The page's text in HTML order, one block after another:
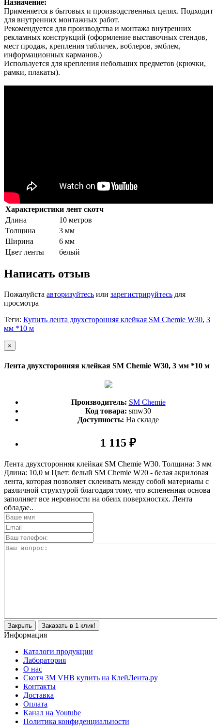
Назначение:
Применяется в бытовых и производственных целях. Подходит
для внутренних монтажных работ.
Рекомендуется для производства и монтажа внутренних
рекламных конструкций (оформление выставочных стендов,
мест продаж, крепления табличек, воблеров, эмблем,
информационных карманов.)
Используется для крепления небольших предметов (крючки,
рамки, плакаты).
Характеристики лент скотч
Длина
10 метров
Толщина
3 мм
Ширина
6 мм
Цвет ленты
белый
Написать отзыв
Пожалуйста авторизуйтесь или зарегистрируйтесь для
просмотра
Теги: Купить лента двухсторонняя клейкая SM Сhemie W30, 3
мм *10 м
×
Лента двухсторонняя клейкая SM Сhemie W30, 3 мм *10 м
Производитель: SM Chemie
Код товара: smw30
Доступность: На складе
1 115 ₽
Лента двухсторонняя клейкая SM Сhemie W30. Толщина: 3 мм
Длина: 10,0 м Цвет: белый SM Сhemie W20 - белая акриловая
лента, которая позволяет склеивать между собой материалы с
различной структурой благодаря тому, что вспененная основа
заполняет все неровности на обеих поверхностях. Лента
обладае..
Закрыть Заказать в 1 клик!
Информация
Каталоги продукции
Лаборатория
О нас
Скотч 3M VHB купить на КлейЛента.ру
Контакты
Доставка
Оплата
Канал на Youtube
Политика конфиденциальности